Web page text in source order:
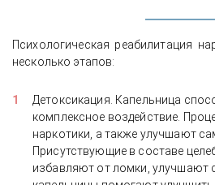
Психологическая реабилитация
несколько этапов:
Детоксикация. Капельница
комплексное воздействие.
наркотики, а также улучшают
Присутствующие в составе
избавляют от ломки, улучшают